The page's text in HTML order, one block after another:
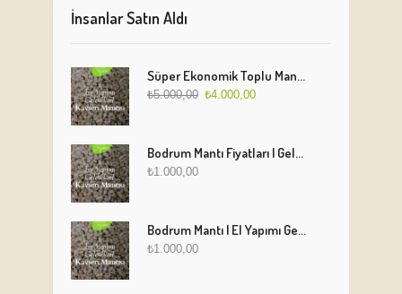
İnsanlar Satın Aldı
Süper Ekonomik Toplu Mantı Paketi (5 Kg)
₺5.000,00 ₺4.000,00
Bodrum Mantı Fiyatları | Geleneksel Türk Mantısı Online Sipariş
₺1.000,00
Bodrum Mantı | El Yapımı Geleneksel Mantı Lezzeti
₺1.000,00